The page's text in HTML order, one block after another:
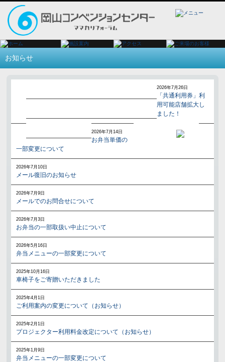
お知らせ
2026年7月26日
「共通利用券」利
用可能店舗拡大し
ました！
2026年7月14日
お弁当単価の
一部変更について
2026年7月10日
メール復旧のお知らせ
2026年7月9日
メールでのお問合せについて
2026年7月3日
お弁当の一部取扱い中止について
2026年5月16日
弁当メニューの一部変更について
2025年10月16日
車椅子をご寄贈いただきました
2025年4月1日
ご利用案内の変更について（お知らせ）
2025年2月1日
プロジェクター利用料金改定について（お知らせ）
2025年1月9日
弁当メニューの一部変更について